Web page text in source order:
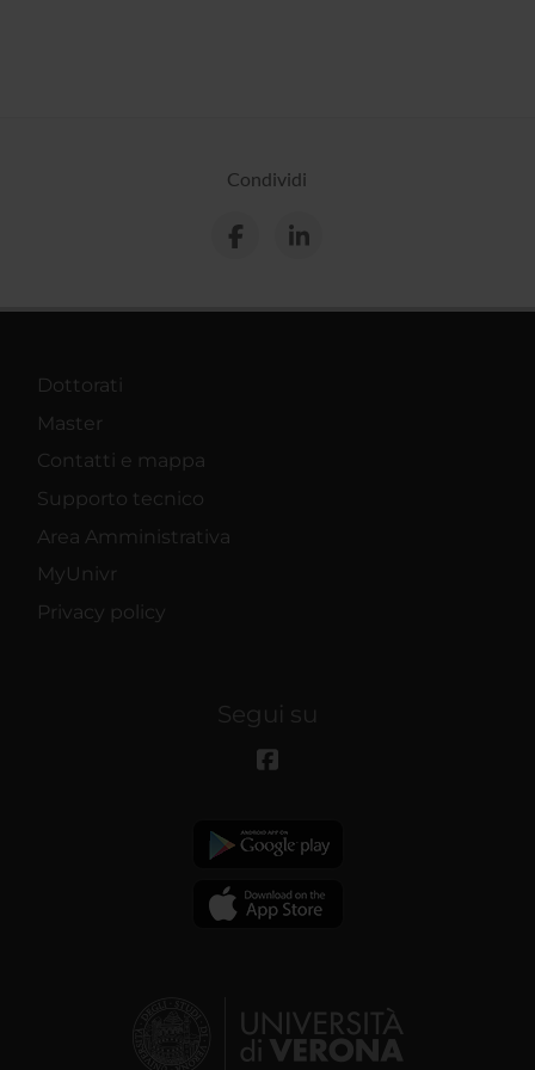
Condividi
Dottorati
Master
Contatti e mappa
Supporto tecnico
Area Amministrativa
MyUnivr
Privacy policy
Segui su